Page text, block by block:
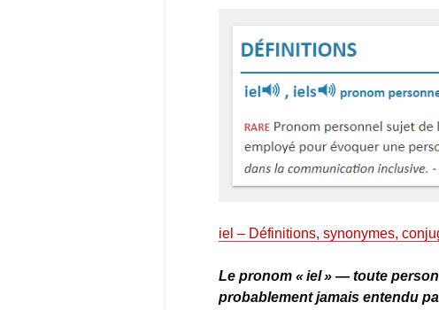
iel – Définitions, synonymes,
Le pronom « iel » — toute
probablement jamais entendu